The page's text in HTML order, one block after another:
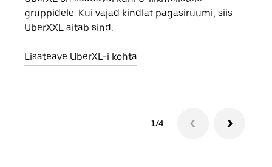
gruppidele. Kui vajad kindlat pagasiruumi, siis
UberXXL aitab sind.
Lisateave UberXL-i kohta
1/4